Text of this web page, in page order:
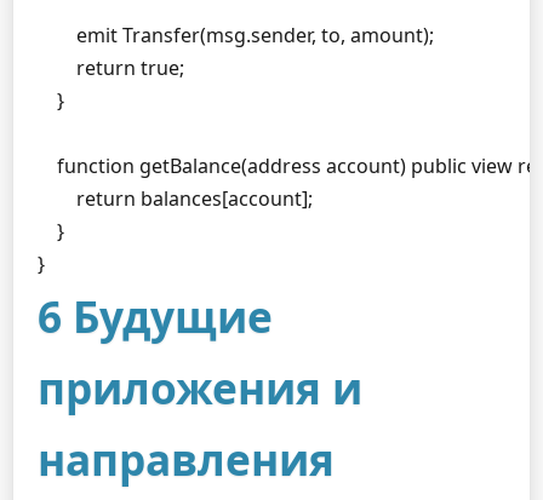
        emit Transfer(msg.sender, to, amount);
        return true;
    }
function getBalance(address account) public view
        return balances[account];
    }
}
6 Будущие
приложения и
направления